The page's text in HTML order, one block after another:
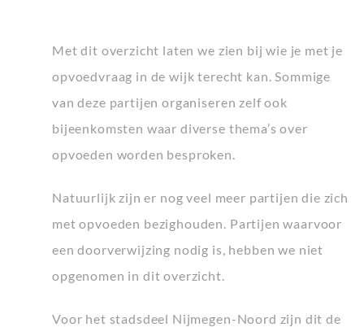
Met dit overzicht laten we zien bij wie je met je
opvoedvraag in de wijk terecht kan. Sommige
van deze partijen organiseren zelf ook
bijeenkomsten waar diverse thema’s over
opvoeden worden besproken.
Natuurlijk zijn er nog veel meer partijen die zich
met opvoeden bezighouden. Partijen waarvoor
een doorverwijzing nodig is, hebben we niet
opgenomen in dit overzicht.
Voor het stadsdeel Nijmegen-Noord zijn dit de